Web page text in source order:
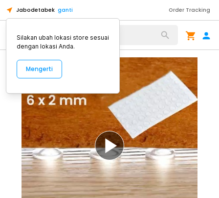
Jabodetabek ganti Order Tracking
Alat Kopi
Silakan ubah lokasi store sesuai
dengan lokasi Anda.
Mengerti